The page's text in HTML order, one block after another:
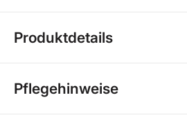
eine angenehme Haptik.
– für ein hochwertiges, ruhiges
Produktdetails
Pflegehinweise